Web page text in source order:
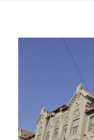
Funcionarios
Alumni